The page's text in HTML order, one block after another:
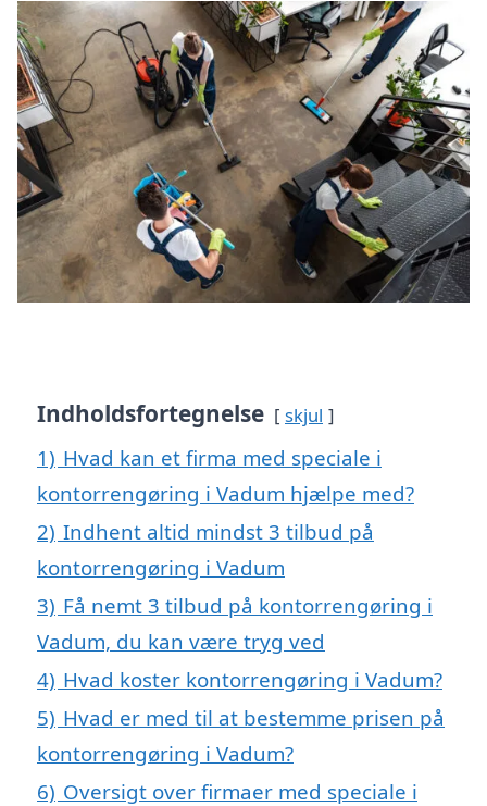
Indholdsfortegnelse skjul
1) Hvad kan et firma med speciale i
kontorrengøring i Vadum hjælpe med?
2) Indhent altid mindst 3 tilbud på
kontorrengøring i Vadum
3) Få nemt 3 tilbud på kontorrengøring i
Vadum, du kan være tryg ved
4) Hvad koster kontorrengøring i Vadum?
5) Hvad er med til at bestemme prisen på
kontorrengøring i Vadum?
6) Oversigt over firmaer med speciale i